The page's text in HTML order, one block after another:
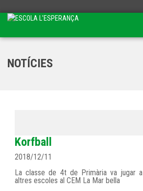
NOTÍCIES
Korfball
2018/12/11
La classe de 4t de Primària va jugar a
altres escoles al CEM La Mar bella